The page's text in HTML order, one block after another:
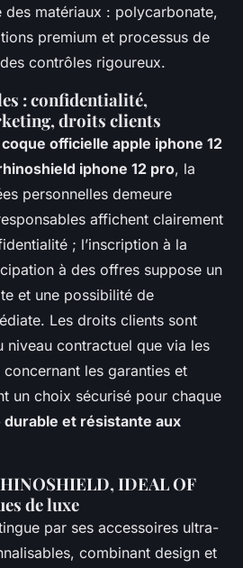
des matériaux : polycarbonate,
premium et processus de
contrôles rigoureux.
: confidentialité,
droits clients
coque officielle apple iphone 12
iphone 12 pro, la
personnelles demeure
affichent clairement
; l’inscription à la
à des offres suppose un
et une possibilité de
Les droits clients sont
niveau contractuel que via les
les garanties et
un choix sécurisé pour chaque
durable et résistante aux
IDEAL OF
de luxe
par ses accessoires ultra-
combinant design et